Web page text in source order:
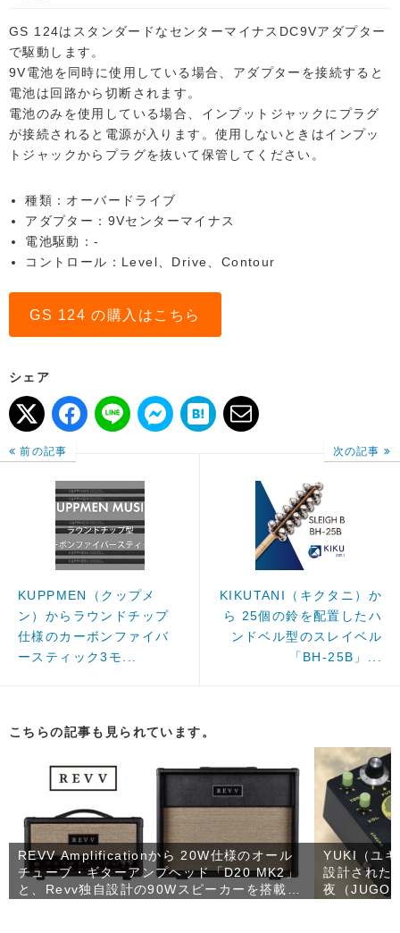
GS 124はスタンダードなセンターマイナスDC9Vアダプター
で駆動します。
9V電池を同時に使用している場合、アダプターを接続すると
電池は回路から切断されます。
電池のみを使用している場合、インプットジャックにプラグ
が接続されると電源が入ります。使用しないときはインプッ
トジャックからプラグを抜いて保管してください。
種類：オーバードライブ
アダプター：9Vセンターマイナス
電池駆動：-
コントロール：Level、Drive、Contour
GS 124 の購入はこちら
シェア
前の記事
KUPPMEN（クップメ
ン）からラウンドチップ
仕様のカーボンファイバ
ースティック3モ...
次の記事
KIKUTANI（キクタニ）か
ら 25個の鈴を配置したハ
ンドベル型のスレイベル
「BH-25B」...
こちらの記事も見られています。
REVV Amplificationから 20W仕様のオール
チューブ・ギターアンプヘッド「D20 MK2」
と、Revv独自設計の90Wスピーカーを搭載し
YUKI（ユ
設計された
夜（